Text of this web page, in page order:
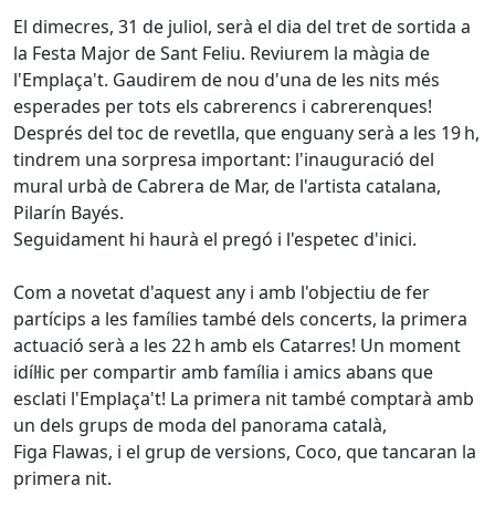
El dimecres, 31 de juliol, serà el dia del tret de sortida a
la Festa Major de Sant Feliu. Reviurem la màgia de
l'Emplaça't. Gaudirem de nou d'una de les nits més
esperades per tots els cabrerencs i cabrerenques!
Després del toc de revetlla, que enguany serà a les 19 h,
tindrem una sorpresa important: l'inauguració del
mural urbà de Cabrera de Mar, de l'artista catalana,
Pilarín Bayés.
Seguidament hi haurà el pregó i l'espetec d'inici.
Com a novetat d'aquest any i amb l'objectiu de fer
partícips a les famílies també dels concerts, la primera
actuació serà a les 22 h amb els Catarres! Un moment
idíl·lic per compartir amb família i amics abans que
esclati l'Emplaça't! La primera nit també comptarà amb
un dels grups de moda del panorama català,
Figa Flawas, i el grup de versions, Coco, que tancaran la
primera nit.